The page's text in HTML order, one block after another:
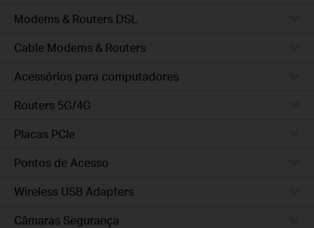
Modems & Routers DSL
Cable Modems & Routers
Acessórios para computadores
Routers 5G/4G
Placas PCIe
Pontos de Acesso
Wireless USB Adapters
Câmaras Segurança